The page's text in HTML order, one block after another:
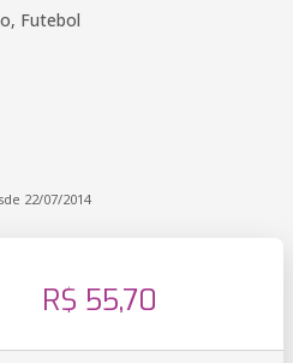
Futebol
22/07/2014
R$ 55,70